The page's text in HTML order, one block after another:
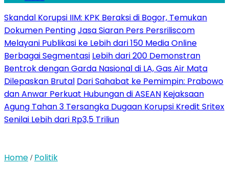
Skandal Korupsi IIM: KPK Beraksi di Bogor, Temukan
Dokumen PentingJasa Siaran Pers Persriliscom
Melayani Publikasi ke Lebih dari 150 Media Online
Berbagai Segmentasi Lebih dari 200 Demonstran
Bentrok dengan Garda Nasional di LA, Gas Air Mata
Dilepaskan Brutal Dari Sahabat ke Pemimpin: Prabowo
dan Anwar Perkuat Hubungan di ASEAN Kejaksaan
Agung Tahan 3 Tersangka Dugaan Korupsi Kredit Sritex
Senilai Lebih dari Rp3,5 Triliun
Home / Politik